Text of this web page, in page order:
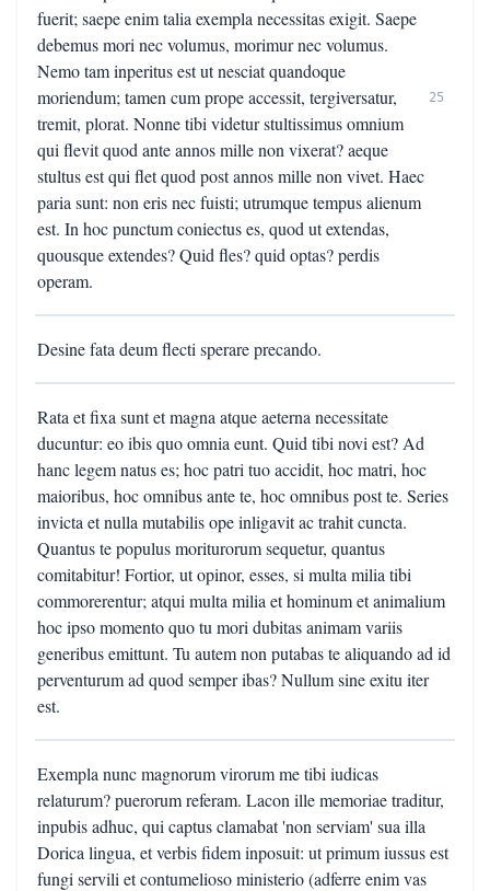
fuerit; saepe enim talia exempla necessitas exigit. Saepe
debemus mori nec volumus, morimur nec volumus.
Nemo tam inperitus est ut nesciat quandoque
moriendum; tamen cum prope accessit, tergiversatur,
tremit, plorat. Nonne tibi videtur stultissimus omnium
qui flevit quod ante annos mille non vixerat? aeque
stultus est qui flet quod post annos mille non vivet. Haec
paria sunt: non eris nec fuisti; utrumque tempus alienum
est. In hoc punctum coniectus es, quod ut extendas,
quousque extendes? Quid fles? quid optas? perdis
operam.
25
Desine fata deum flecti sperare precando.
Rata et fixa sunt et magna atque aeterna necessitate
ducuntur: eo ibis quo omnia eunt. Quid tibi novi est? Ad
hanc legem natus es; hoc patri tuo accidit, hoc matri, hoc
maioribus, hoc omnibus ante te, hoc omnibus post te. Series
invicta et nulla mutabilis ope inligavit ac trahit cuncta.
Quantus te populus moriturorum sequetur, quantus
comitabitur! Fortior, ut opinor, esses, si multa milia tibi
commorerentur; atqui multa milia et hominum et animalium
hoc ipso momento quo tu mori dubitas animam variis
generibus emittunt. Tu autem non putabas te aliquando ad id
perventurum ad quod semper ibas? Nullum sine exitu iter
est.
Exempla nunc magnorum virorum me tibi iudicas
relaturum? puerorum referam. Lacon ille memoriae traditur,
inpubis adhuc, qui captus clamabat 'non serviam' sua illa
Dorica lingua, et verbis fidem inposuit: ut primum iussus est
fungi servili et contumelioso ministerio (adferre enim vas